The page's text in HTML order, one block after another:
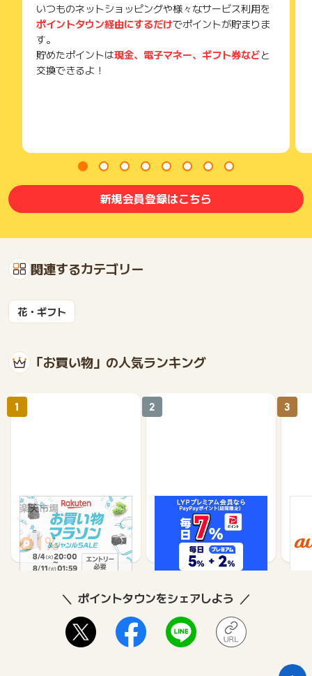
いつものネットショッピングや様々なサービス利用を
ポイントタウン経由にするだけでポイントが貯まりま
す。
貯めたポイントは現金、電子マネー、ギフト券などと
交換できるよ！
新規会員登録はこちら
関連するカテゴリー
花・ギフト
「お買い物」の人気ランキング
楽天市場
1%
1
Yahoo!ショッピング
1%
2 3
ポイントタウンをシェアしよう